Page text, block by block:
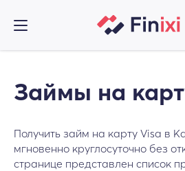
Займы на
Получить займ на карту Visa в
мгновенно круглосуточно без
странице представлен список